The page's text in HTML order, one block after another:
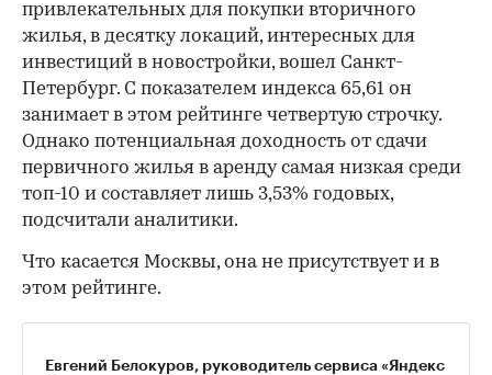
привлекательных для покупки вторичного
жилья, в десятку локаций, интересных для
инвестиций в новостройки, вошел Санкт-
Петербург. С показателем индекса 65,61 он
занимает в этом рейтинге четвертую строчку.
Однако потенциальная доходность от сдачи
первичного жилья в аренду самая низкая среди
топ-10 и составляет лишь 3,53% годовых,
подсчитали аналитики.
Что касается Москвы, она не присутствует и в
этом рейтинге.
Евгений Белокуров, руководитель сервиса «Яндекс